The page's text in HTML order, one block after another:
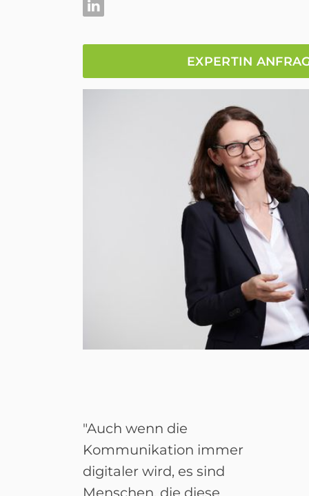
EXPERTIN
"Auch wenn die
Kommunikation immer
digitaler wird, es sind
Menschen, die diese